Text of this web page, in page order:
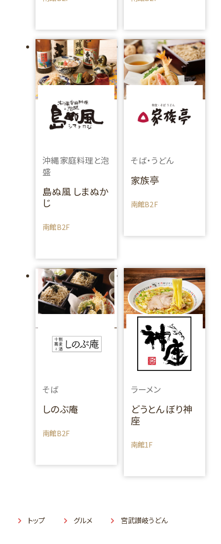
沖縄家庭料理と泡
盛
島ぬ風 しまぬか
じ
南館B2F
そば・うどん
家族亭
南館B2F
そば
しのぶ庵
南館B2F
ラーメン
どうとんぼり神
座
南館1F
トップ グルメ 宮武讃岐うどん